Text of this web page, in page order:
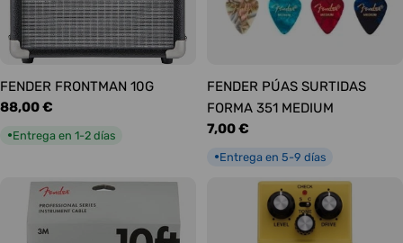
FENDER FRONTMAN 10G
Precio
88,00 €
●Entrega en 1-2 días
FENDER PÚAS SURTIDAS
FORMA 351 MEDIUM
Precio
7,00 €
●Entrega en 5-9 días